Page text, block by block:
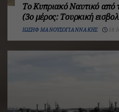
Το Κυπριακό Ναυτικό από
(3ο μέρος: Τουρκική
ΙΩΣΉΦ ΜΑΝΟΥΣΟΓΙΑΝΝΆΚΗΣ 18